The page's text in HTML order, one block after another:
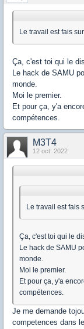
Le travail est fais
Ça, c'est toi qui le
Le hack de SAMU
monde.
Moi le premier.
Et pour ça, y'a
compétences.
M3T4
12 oct. 2022
Le travail est fais
Ça, c'est toi qui le
Le hack de SAMU
monde.
Moi le premier.
Et pour ça, y'a
compétences.
Je me demande
competences dans